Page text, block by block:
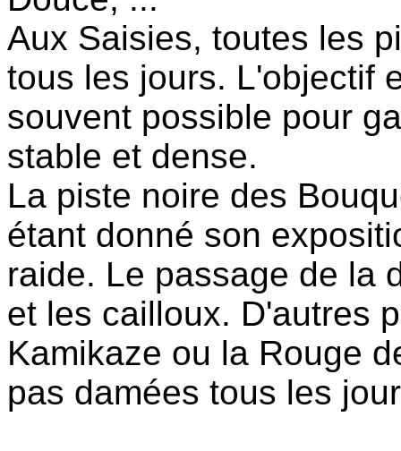
Aux Saisies, toutes les
tous les jours. L'objectif
souvent possible pour
stable et dense.
La piste noire des
étant donné son
raide. Le passage de la
et les cailloux. D'autres
Kamikaze ou la Rouge
pas damées tous les